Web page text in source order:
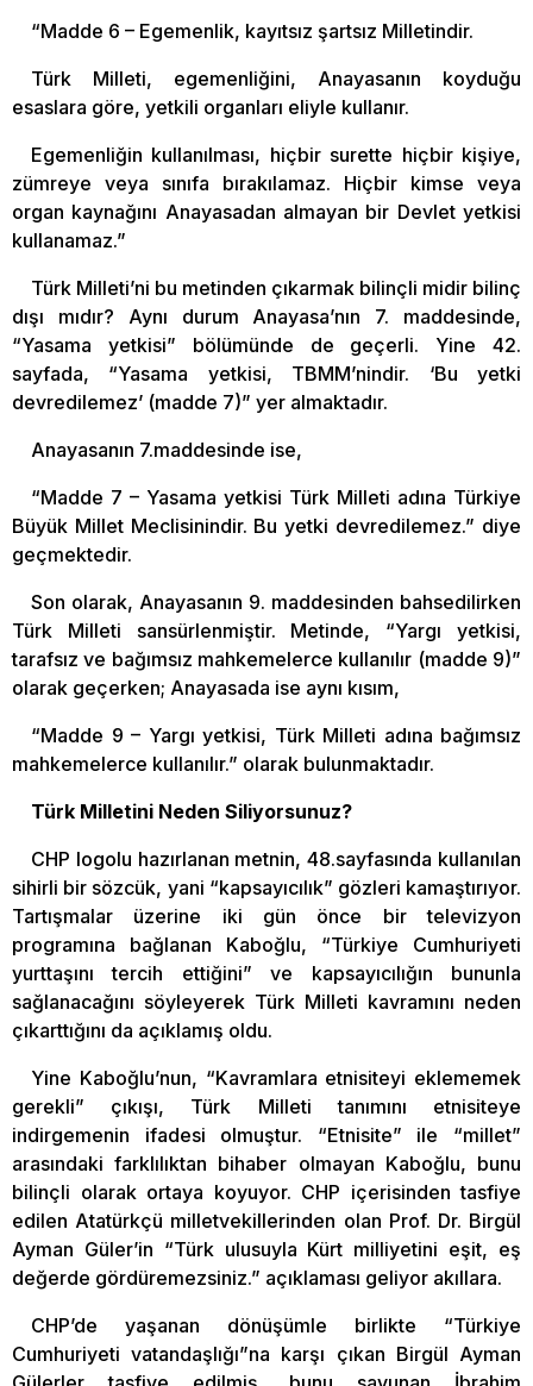
“Madde 6 – Egemenlik, kayıtsız şartsız Milletindir.
Türk Milleti, egemenliğini, Anayasanın koyduğu
esaslara göre, yetkili organları eliyle kullanır.
Egemenliğin kullanılması, hiçbir surette hiçbir kişiye,
zümreye veya sınıfa bırakılamaz. Hiçbir kimse veya
organ kaynağını Anayasadan almayan bir Devlet yetkisi
kullanamaz.”
Türk Milleti’ni bu metinden çıkarmak bilinçli midir bilinç
dışı mıdır? Aynı durum Anayasa’nın 7. maddesinde,
“Yasama yetkisi” bölümünde de geçerli. Yine 42.
sayfada, “Yasama yetkisi, TBMM’nindir. ‘Bu yetki
devredilemez’ (madde 7)” yer almaktadır.
Anayasanın 7.maddesinde ise,
“Madde 7 – Yasama yetkisi Türk Milleti adına Türkiye
Büyük Millet Meclisinindir. Bu yetki devredilemez.” diye
geçmektedir.
Son olarak, Anayasanın 9. maddesinden bahsedilirken
Türk Milleti sansürlenmiştir. Metinde, “Yargı yetkisi,
tarafsız ve bağımsız mahkemelerce kullanılır (madde 9)”
olarak geçerken; Anayasada ise aynı kısım,
“Madde 9 – Yargı yetkisi, Türk Milleti adına bağımsız
mahkemelerce kullanılır.” olarak bulunmaktadır.
Türk Milletini Neden Siliyorsunuz?
CHP logolu hazırlanan metnin, 48.sayfasında kullanılan
sihirli bir sözcük, yani “kapsayıcılık” gözleri kamaştırıyor.
Tartışmalar üzerine iki gün önce bir televizyon
programına bağlanan Kaboğlu, “Türkiye Cumhuriyeti
yurttaşını tercih ettiğini” ve kapsayıcılığın bununla
sağlanacağını söyleyerek Türk Milleti kavramını neden
çıkarttığını da açıklamış oldu.
Yine Kaboğlu’nun, “Kavramlara etnisiteyi eklememek
gerekli” çıkışı, Türk Milleti tanımını etnisiteye
indirgemenin ifadesi olmuştur. “Etnisite” ile “millet”
arasındaki farklılıktan bihaber olmayan Kaboğlu, bunu
bilinçli olarak ortaya koyuyor. CHP içerisinden tasfiye
edilen Atatürkçü milletvekillerinden olan Prof. Dr. Birgül
Ayman Güler’in “Türk ulusuyla Kürt milliyetini eşit, eş
değerde gördüremezsiniz.” açıklaması geliyor akıllara.
CHP’de yaşanan dönüşümle birlikte “Türkiye
Cumhuriyeti vatandaşlığı”na karşı çıkan Birgül Ayman